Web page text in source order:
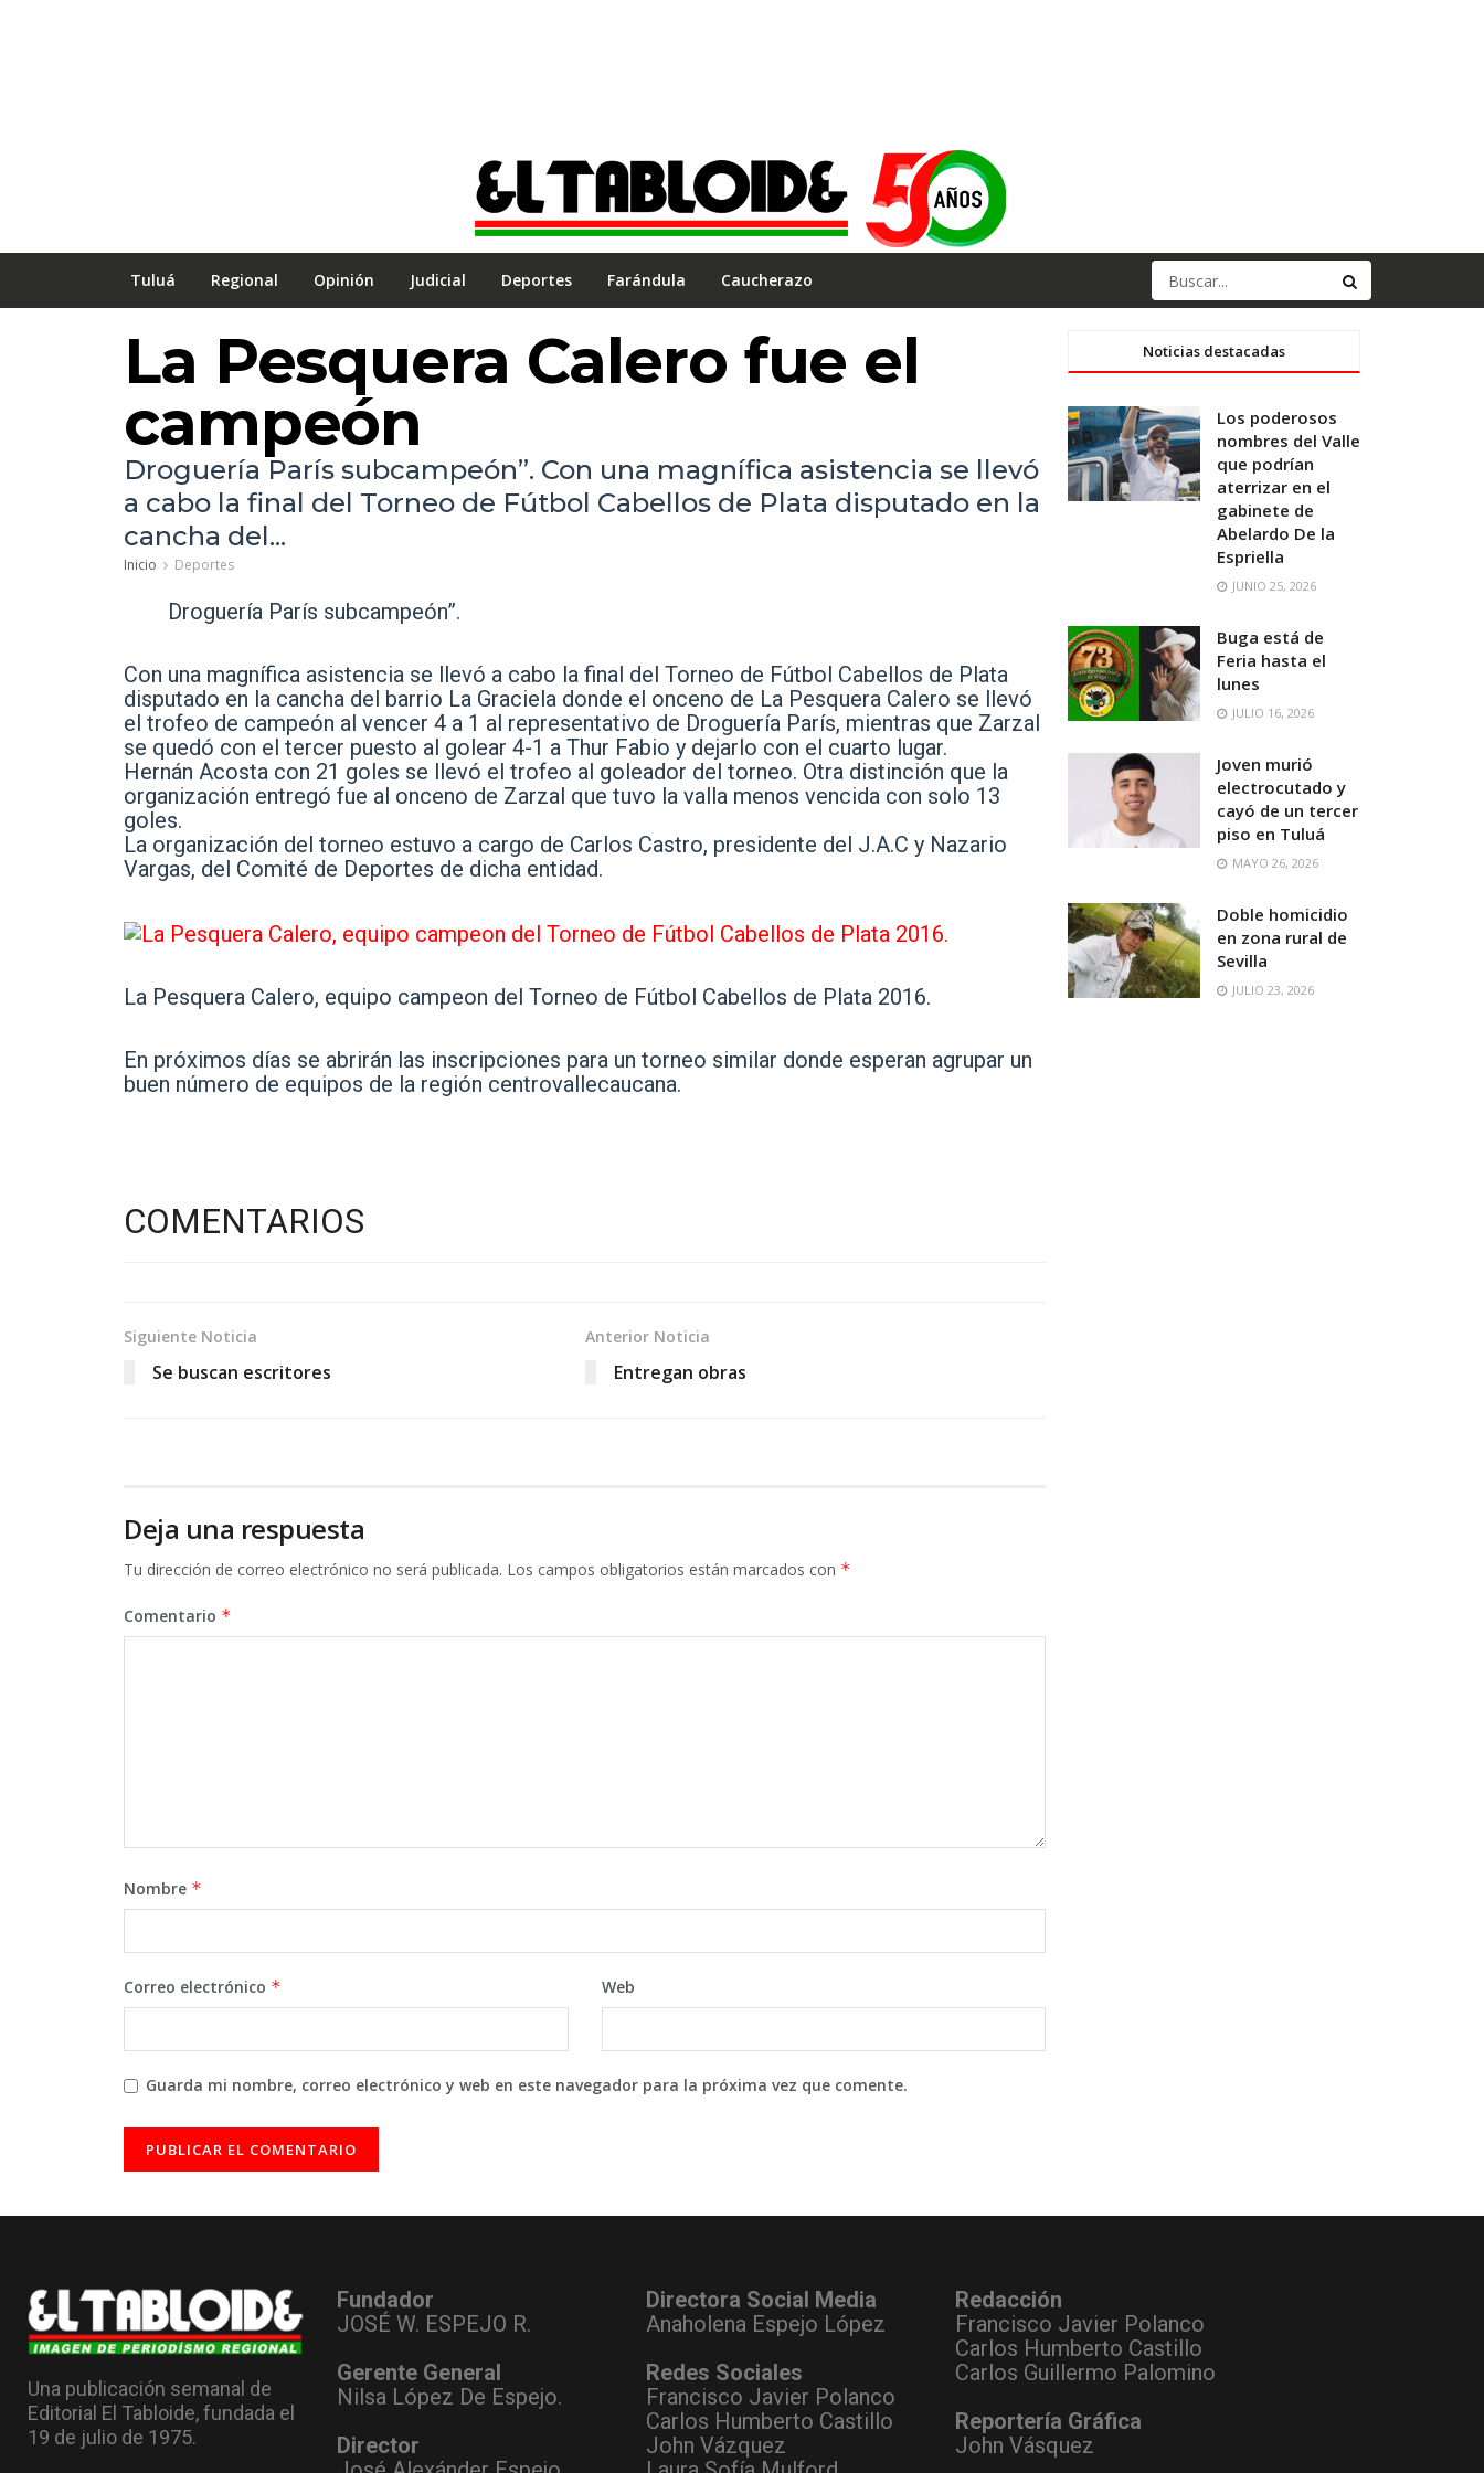
Tuluá Regional Opinión Judicial Deportes Farándula Caucherazo
La Pesquera Calero fue el
campeón
Droguería París subcampeón”. Con una magnífica asistencia se llevó
a cabo la final del Torneo de Fútbol Cabellos de Plata disputado en la
cancha del...
Inicio Deportes
Droguería París subcampeón”.
Con una magnífica asistencia se llevó a cabo la final del Torneo de Fútbol Cabellos de Plata
disputado en la cancha del barrio La Graciela donde el onceno de La Pesquera Calero se llevó
el trofeo de campeón al vencer 4 a 1 al representativo de Droguería París, mientras que Zarzal
se quedó con el tercer puesto al golear 4-1 a Thur Fabio y dejarlo con el cuarto lugar.
Hernán Acosta con 21 goles se llevó el trofeo al goleador del torneo. Otra distinción que la
organización entregó fue al onceno de Zarzal que tuvo la valla menos vencida con solo 13
goles.
La organización del torneo estuvo a cargo de Carlos Castro, presidente del J.A.C y Nazario
Vargas, del Comité de Deportes de dicha entidad.
La Pesquera Calero, equipo campeon del Torneo de Fútbol Cabellos de Plata 2016.
En próximos días se abrirán las inscripciones para un torneo similar donde esperan agrupar un
buen número de equipos de la región centrovallecaucana.
COMENTARIOS
Siguiente Noticia
Se buscan escritores
Anterior Noticia
Entregan obras
Deja una respuesta
Tu dirección de correo electrónico no será publicada. Los campos obligatorios están marcados con *
Comentario *
Nombre *
Correo electrónico * Web
Guarda mi nombre, correo electrónico y web en este navegador para la próxima vez que comente.
Noticias destacadas
Los poderosos
nombres del Valle
que podrían
aterrizar en el
gabinete de
Abelardo De la
Espriella
JUNIO 25, 2026
Buga está de
Feria hasta el
lunes
JULIO 16, 2026
Joven murió
electrocutado y
cayó de un tercer
piso en Tuluá
MAYO 26, 2026
Doble homicidio
en zona rural de
Sevilla
JULIO 23, 2026
Una publicación semanal de
Editorial El Tabloide, fundada el
19 de julio de 1975.
Fundador
JOSÉ W. ESPEJO R.
Gerente General
Nilsa López De Espejo.
Director
Directora Social Media
Anaholena Espejo López
Redes Sociales
Francisco Javier Polanco
Carlos Humberto Castillo
John Vázquez
Redacción
Francisco Javier Polanco
Carlos Humberto Castillo
Carlos Guillermo Palomino
Reportería Gráfica
John Vásquez